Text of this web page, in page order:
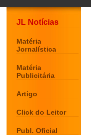
JL Notícias
Matéria
Jornalística
Matéria
Publicitária
Artigo
Click do Leitor
Publ. Oficial